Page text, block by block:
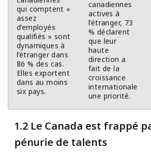
qui comptent «
assez
d’employés
qualifiés » sont
dynamiques à
l’étranger dans
86 % des cas.
Elles exportent
dans au moins
six pays.
canadiennes
actives à
l’étranger, 73
% déclarent
que leur
haute
direction a
fait de la
croissance
internationale
une priorité.
1.2 Le Canada est frappé
pénurie de talents